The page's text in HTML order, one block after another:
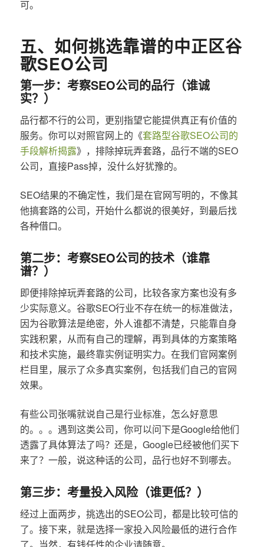
可。
五、如何挑选靠谱的中正区谷
歌SEO公司
第一步：考察SEO公司的品行（谁诚
实？）
品行都不行的公司，更别指望它能提供真正有价值的
服务。你可以对照官网上的《套路型谷歌SEO公司的
手段解析揭露》，排除掉玩弄套路，品行不端的SEO
公司，直接Pass掉，没什么好犹豫的。
SEO结果的不确定性，我们是在官网写明的，不像其
他搞套路的公司，开始什么都说的很美好，到最后找
各种借口。
第二步：考察SEO公司的技术（谁靠
谱？）
即便排除掉玩弄套路的公司，比较各家方案也没有多
少实际意义。谷歌SEO行业不存在统一的标准做法，
因为谷歌算法是绝密，外人谁都不清楚，只能靠自身
实践积累，从而有自己的理解，再到具体的方案策略
和技术实施，最终靠实例证明实力。在我们官网案例
栏目里，展示了众多真实案例，包括我们自己的官网
效果。
有些公司张嘴就说自己是行业标准，怎么好意思
的。。。遇到这类公司，你可以问下是Google给他们
透露了具体算法了吗？还是，Google已经被他们买下
来了？一般，说这种话的公司，品行也好不到哪去。
第三步：考量投入风险（谁更低？）
经过上面两步，挑选出的SEO公司，都是比较可信的
了。接下来，就是选择一家投入风险最低的进行合作